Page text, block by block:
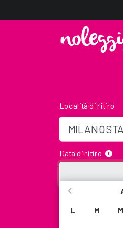
Località di ritiro
Data di ritiro
Siamo
comunque
L M M